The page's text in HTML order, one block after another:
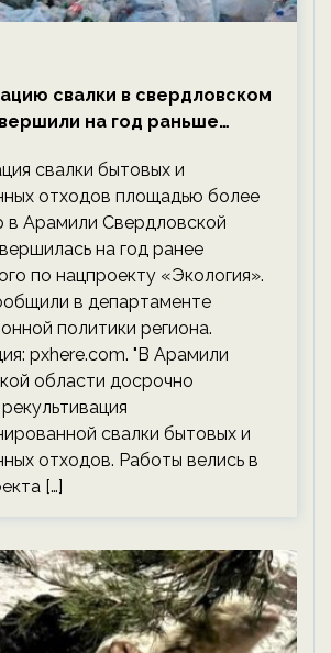
свалки в свердловском
на год раньше
ECOportal
свалки бытовых и
отходов площадью более
в Арамили Свердловской
на год ранее
по нацпроекту «Экология».
в департаменте
политики региона.
pxhere.com. "В Арамили
области досрочно
свалки бытовых и
отходов. Работы велись в
[…]